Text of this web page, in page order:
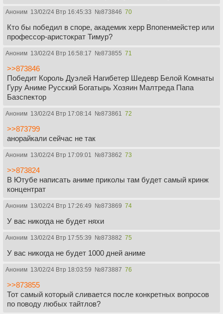
Аноним 13/02/24 Втр 16:45:33 №873846 70
Кто бы победил в споре, академик херр Впопенмейстер или
профессор-аристократ Тимур?
Аноним 13/02/24 Втр 16:58:17 №873855 71
>>873846
Победит Король Дуэлей Нагибетер Шедевр Белой Комнаты
Гуру Аниме Русский Богатырь Хозяин Малтреда Папа
Базспектор
Аноним 13/02/24 Втр 17:08:14 №873861 72
>>873799
анорайкали сейчас не так
Аноним 13/02/24 Втр 17:09:01 №873862 73
>>873824
В Ютубе написать аниме приколы там будет самый кринж
концентрат
Аноним 13/02/24 Втр 17:26:49 №873869 74
У вас никогда не будет няхи
Аноним 13/02/24 Втр 17:55:39 №873882 75
У вас никогда не будет 1000 дней аниме
Аноним 13/02/24 Втр 18:03:59 №873887 76
>>873855
Тот самый который сливается после конкретных вопросов
по поводу любых тайтлов?